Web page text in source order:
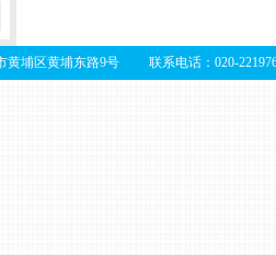
黄埔区黄埔东路9号 联系电话：020-